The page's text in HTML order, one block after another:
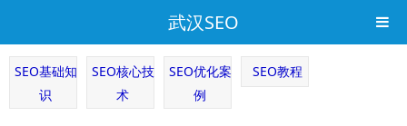
武汉SEO
SEO基础知
识
SEO核心技
术
SEO优化案
例
SEO教程